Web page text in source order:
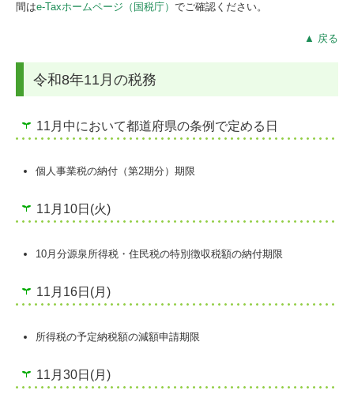
間はe-Taxホームページ（国税庁） でご確認ください。
▲ 戻る
令和8年11月の税務
11月中において都道府県の条例で定める日
個人事業税の納付（第2期分）期限
11月10日(火)
10月分源泉所得税・住民税の特別徴収税額の納付期限
11月16日(月)
所得税の予定納税額の減額申請期限
11月30日(月)